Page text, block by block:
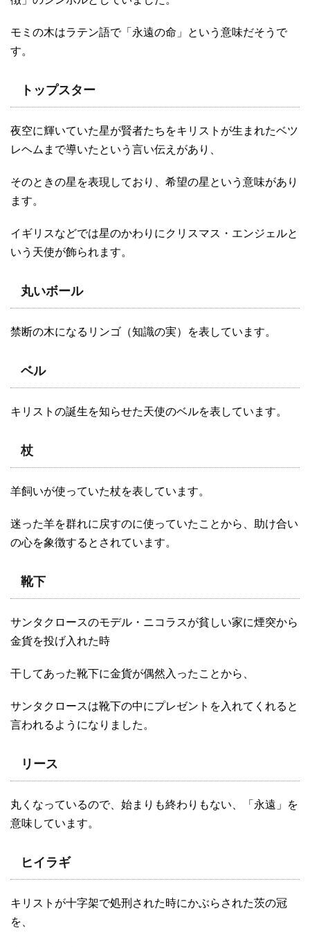
モミの木はラテン語で「永遠の命」という意味だそうで
す。
トップスター
夜空に輝いていた星が賢者たちをキリストが生まれたベツ
レヘムまで導いたという言い伝えがあり、
そのときの星を表現しており、希望の星という意味があり
ます。
イギリスなどでは星のかわりにクリスマス・エンジェルと
いう天使が飾られます。
丸いボール
禁断の木になるリンゴ（知識の実）を表しています。
ベル
キリストの誕生を知らせた天使のベルを表しています。
杖
羊飼いが使っていた杖を表しています。
迷った羊を群れに戻すのに使っていたことから、助け合い
の心を象徴するとされています。
靴下
サンタクロースのモデル・ニコラスが貧しい家に煙突から
金貨を投げ入れた時
干してあった靴下に金貨が偶然入ったことから、
サンタクロースは靴下の中にプレゼントを入れてくれると
言われるようになりました。
リース
丸くなっているので、始まりも終わりもない、「永遠」を
意味しています。
ヒイラギ
キリストが十字架で処刑された時にかぶらされた茨の冠
を、